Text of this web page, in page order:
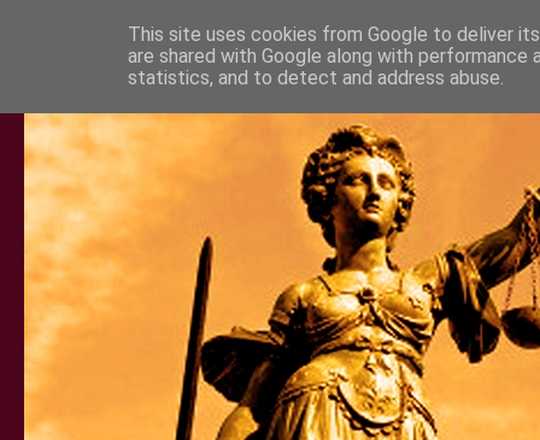
This site uses cookies from Google to deliver
are shared with Google along with
statistics, and to detect and address abuse.